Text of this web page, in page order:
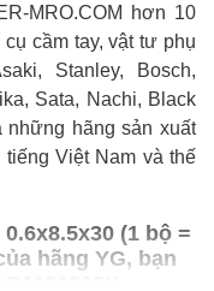
MRO.COM hơn 10
cầm tay, vật tư phụ
Stanley, Bosch,
Sata, Nachi, Black
những hãng sản xuất
Việt Nam và thế
(1 bộ =
hãng YG, bạn